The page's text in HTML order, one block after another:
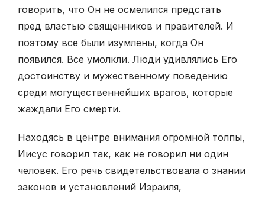
говорить, что Он не осмелился предстать
пред властью священников и правителей. И
поэтому все были изумлены, когда Он
появился. Все умолкли. Люди удивлялись Его
достоинству и мужественному поведению
среди могущественней­ших врагов, которые
жаждали Его смерти.
Находясь в центре внимания огромной толпы,
Иисус говорил так, как не говорил ни один
человек. Его речь свидетельствовала о знании
зако­нов и установлений Израиля,